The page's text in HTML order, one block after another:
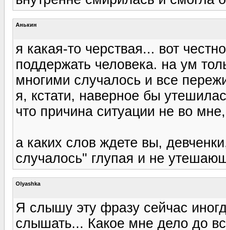
Анькин
я какая-то черствая... вот
поддержать человека. на ум
многими случалось и все
я, кстати, наверное бы
что причина ситуации не во
а каких слов ждете вы,
случалось" глупая и не
Olyashka
Я слышу эту фразу сейчас
слышать... Какое мне дело до